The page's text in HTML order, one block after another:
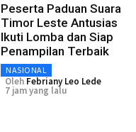
Peserta Paduan Suara
Timor Leste Antusias
Ikuti Lomba dan Siap
Penampilan Terbaik
NASIONAL
Oleh Febriany Leo Lede
7 jam yang lalu